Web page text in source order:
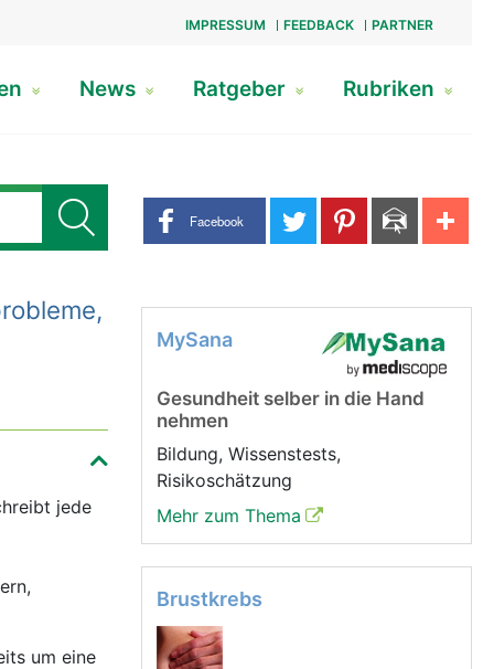
IMPRESSUM FEEDBACK PARTNER
News Ratgeber Rubriken
Share buttons
Facebook
jede
um eine
MySana
Gesundheit selber in die Hand
nehmen
Bildung, Wissenstests,
Risikoschätzung
Mehr zum Thema
Brustkrebs